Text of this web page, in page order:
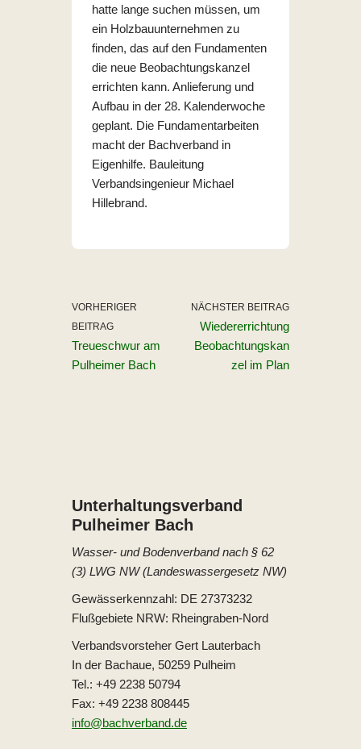
hatte lange suchen müssen, um
ein Holzbauunternehmen zu
finden, das auf den Fundamenten
die neue Beobachtungskanzel
errichten kann. Anlieferung und
Aufbau in der 28. Kalenderwoche
geplant. Die Fundamentarbeiten
macht der Bachverband in
Eigenhilfe. Bauleitung
Verbandsingenieur Michael
Hillebrand.
VORHERIGER
BEITRAG
Treueschwur am
Pulheimer Bach
NÄCHSTER BEITRAG
Wiedererrichtung
Beobachtungskan
zel im Plan
Unterhaltungs­verband
Pulheimer Bach
Wasser- und Bodenverband nach § 62
(3) LWG NW (Landeswassergesetz NW)
Gewässerkennzahl: DE 27373232
Flußgebiete NRW: Rheingraben-Nord
Verbandsvorsteher Gert Lauterbach
In der Bachaue, 50259 Pulheim
Tel.: +49 2238 50794
Fax: +49 2238 808445
info@bachverband.de